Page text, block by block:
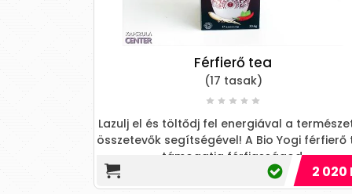
Férfierő tea
(17 tasak)
Lazulj el és töltődj fel energiával a
összetevők segítségével! A Bio Yogi férfierő
támogatja férfiasságod.
2 020